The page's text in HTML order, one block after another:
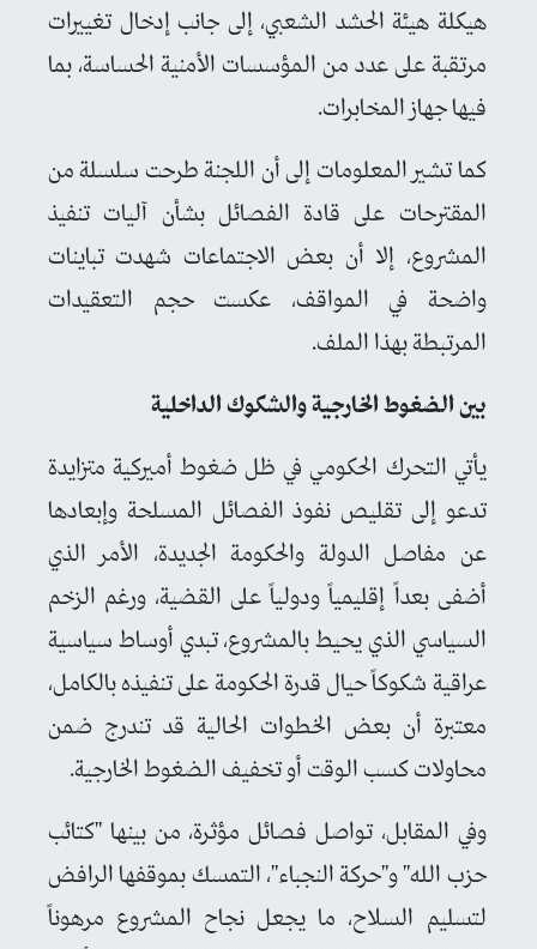
هيكلة هيئة الحشد الشعبي، إلى جانب إدخال تغييرات
مرتقبة على عدد من المؤسسات الأمنية الحساسة، بما
فيها جهاز المخابرات.
كما تشير المعلومات إلى أن اللجنة طرحت سلسلة من
المقترحات على قادة الفصائل بشأن آليات تنفيذ
المشروع، إلا أن بعض الاجتماعات شهدت تباينات
واضحة في المواقف، عكست حجم التعقيدات
المرتبطة بهذا الملف.
بين الضغوط الخارجية والشكوك الداخلية
يأتي التحرك الحكومي في ظل ضغوط أميركية متزايدة
تدعو إلى تقليص نفوذ الفصائل المسلحة وإبعادها
عن مفاصل الدولة والحكومة الجديدة، الأمر الذي
أضفى بعداً إقليمياً ودولياً على القضية، ورغم الزخم
السياسي الذي يحيط بالمشروع، تبدي أوساط سياسية
عراقية شكوكاً حيال قدرة الحكومة على تنفيذه بالكامل،
معتبرة أن بعض الخطوات الحالية قد تندرج ضمن
محاولات كسب الوقت أو تخفيف الضغوط الخارجية.
وفي المقابل، تواصل فصائل مؤثرة، من بينها "كتائب
حزب الله" و"حركة النجباء"، التمسك بموقفها الرافض
لتسليم السلاح، ما يجعل نجاح المشروع مرهوناً